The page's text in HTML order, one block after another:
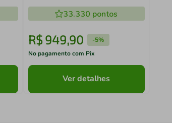
33.330 pontos
R$ 949,90 -5%
No pagamento com Pix
Ver detalhes